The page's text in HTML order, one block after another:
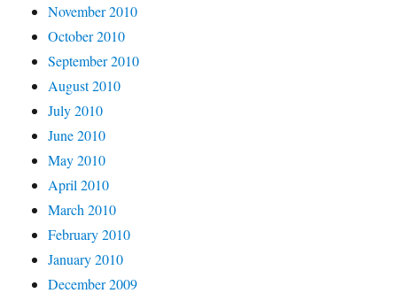
November 2010
October 2010
September 2010
August 2010
July 2010
June 2010
May 2010
April 2010
March 2010
February 2010
January 2010
December 2009